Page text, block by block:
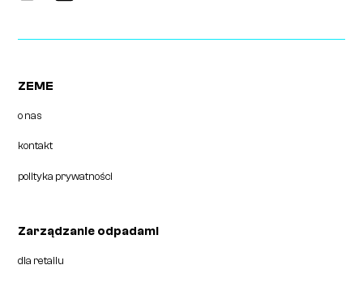
ZEME
o nas
kontakt
polityka prywatności
Zarządzanie odpadami
dla retailu